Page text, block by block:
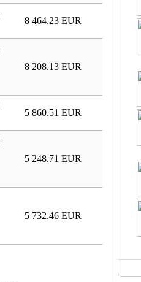
8 464.23 EUR
8 208.13 EUR
5 860.51 EUR
5 248.71 EUR
5 732.46 EUR